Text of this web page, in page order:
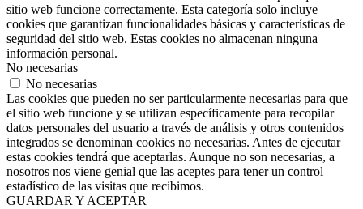
sitio web funcione correctamente. Esta categoría solo incluye
cookies que garantizan funcionalidades básicas y características de
seguridad del sitio web. Estas cookies no almacenan ninguna
información personal.
No necesarias
No necesarias
Las cookies que pueden no ser particularmente necesarias para que
el sitio web funcione y se utilizan específicamente para recopilar
datos personales del usuario a través de análisis y otros contenidos
integrados se denominan cookies no necesarias. Antes de ejecutar
estas cookies tendrá que aceptarlas. Aunque no son necesarias, a
nosotros nos viene genial que las aceptes para tener un control
estadístico de las visitas que recibimos.
GUARDAR Y ACEPTAR